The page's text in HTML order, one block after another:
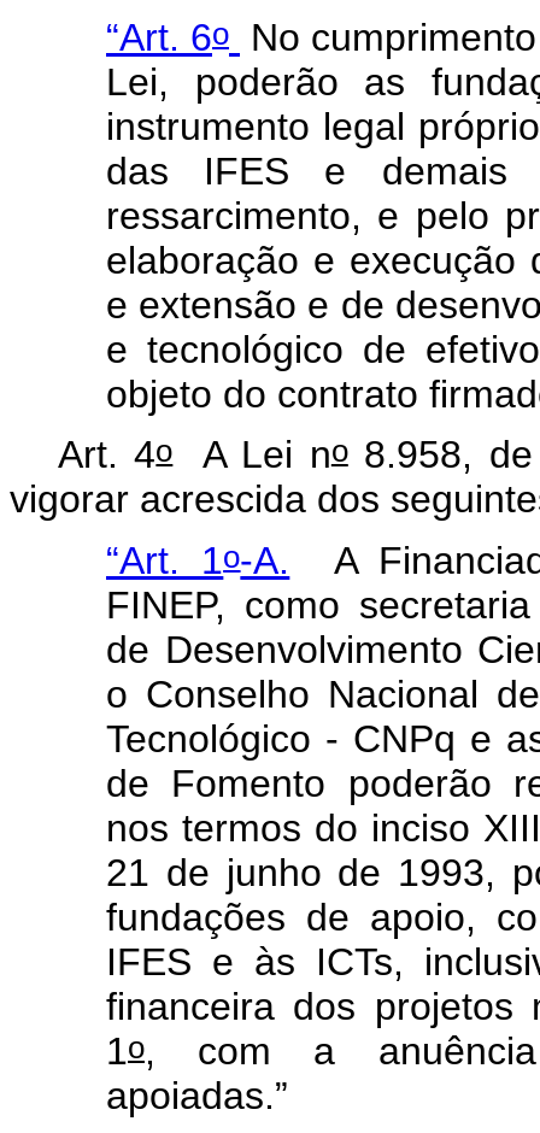
“Art. 6o
No
Lei, poderão as
instrumento legal
das IFES e demais
ressarcimento, e pelo
elaboração e execução
e extensão e de
e tecnológico de
objeto do contrato
Art. 4oA Lei no8.958, de
vigorar acrescida dos
“Art. 1o-A.
A
FINEP, como
de Desenvolvimento
o Conselho Nacional
Tecnológico - CNPq e
de Fomento poderão
nos termos do inciso
21 de junho de 1993,
fundações de apoio,
IFES e às ICTs,
financeira dos
1o, com a anuência
apoiadas.”